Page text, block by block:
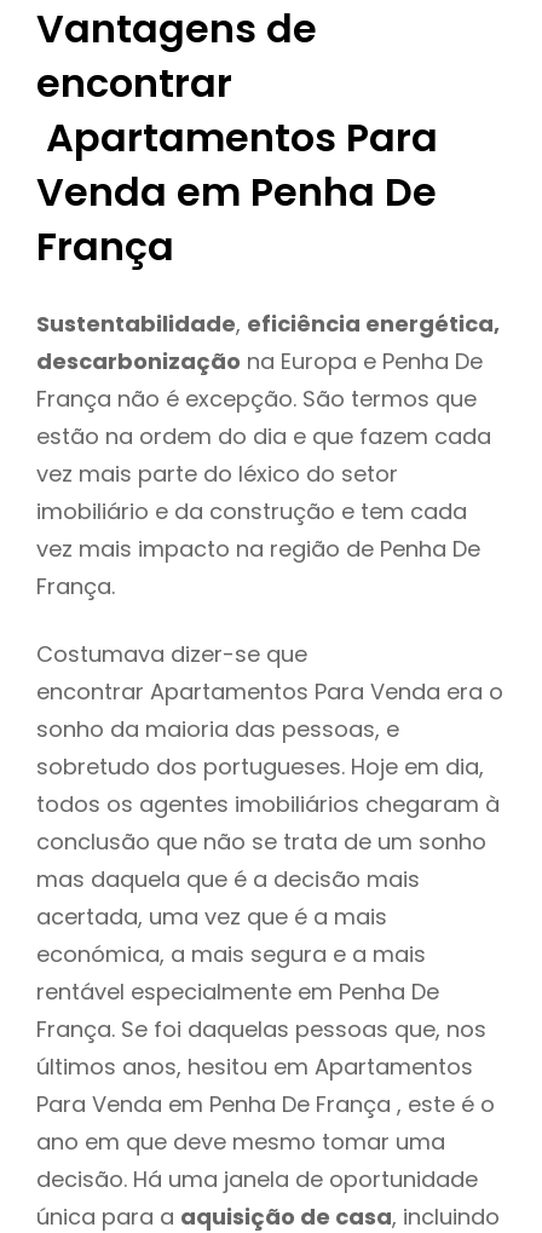
Vantagens de
encontrar
Apartamentos Para
Venda em Penha De
França
Sustentabilidade, eficiência energética,
descarbonização na Europa e Penha De
França não é excepção. São termos que
estão na ordem do dia e que fazem cada
vez mais parte do léxico do setor
imobiliário e da construção e tem cada
vez mais impacto na região de Penha De
França.
Costumava dizer-se que
encontrar Apartamentos Para Venda era o
sonho da maioria das pessoas, e
sobretudo dos portugueses. Hoje em dia,
todos os agentes imobiliários chegaram à
conclusão que não se trata de um sonho
mas daquela que é a decisão mais
acertada, uma vez que é a mais
económica, a mais segura e a mais
rentável especialmente em Penha De
França. Se foi daquelas pessoas que, nos
últimos anos, hesitou em Apartamentos
Para Venda em Penha De França , este é o
ano em que deve mesmo tomar uma
decisão. Há uma janela de oportunidade
única para a aquisição de casa, incluindo